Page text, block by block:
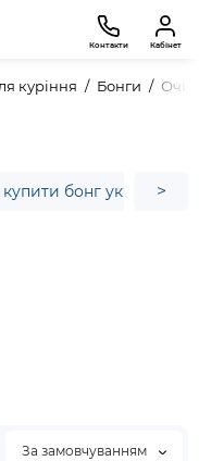
Контакти Кабінет
куріння Бонги
купити бонг україна
>
За замовчуванням